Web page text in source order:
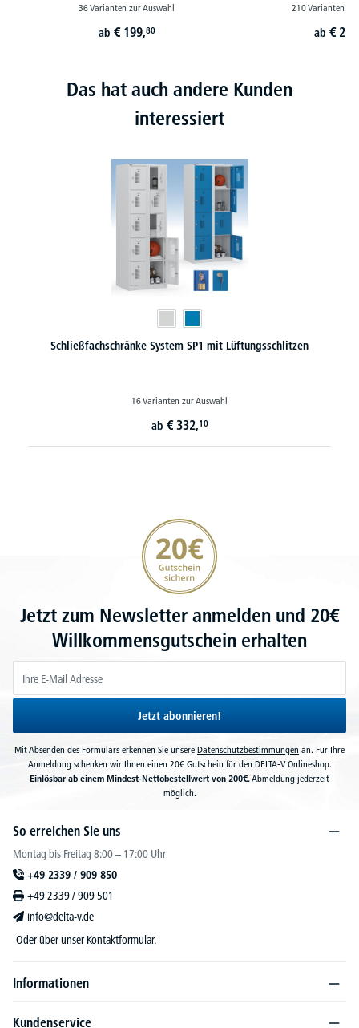
36 Varianten zur Auswahl
ab € 199,80
210 Varianten
ab €
Das hat auch andere Kunden
interessiert
Schließfachschränke System SP1 mit Lüftungsschlitzen
16 Varianten zur Auswahl
ab € 332,10
20€ Gutschein sichern
Jetzt zum Newsletter anmelden und 20€
Willkommensgutschein erhalten
Jetzt abonnieren!
Mit Absenden des Formulars erkennen Sie unsere Datenschutzbestimmungen an. Für Ihre
Anmeldung schenken wir Ihnen einen 20€ Gutschein für den DELTA-V Onlineshop.
Einlösbar ab einem Mindest-Nettobestellwert von 200€.Abmeldung jederzeit
möglich.
So erreichen Sie uns
Montag bis Freitag 8:00 – 17:00 Uhr
+49 2339 / 909 850
+49 2339 / 909 501
info@delta-v.de
Oder über unser Kontaktformular.
Informationen
Kundenservice